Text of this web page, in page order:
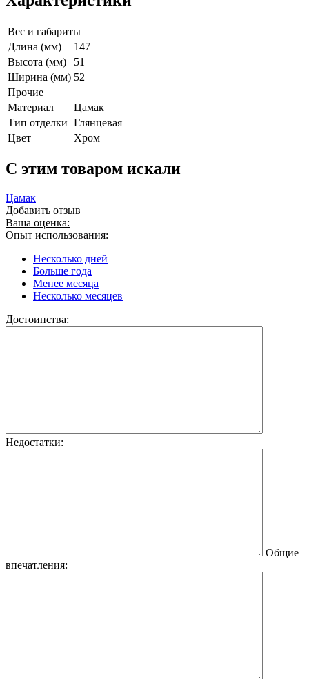
Вес и габариты
Длина (мм)
147
Высота (мм)
51
Ширина (мм) 52
Прочие
Материал
Цамак
Тип отделки Глянцевая
Цвет
Хром
C этим товаром искали
Цамак
Добавить отзыв
Ваша оценка:
Опыт использования:
Несколько дней
Больше года
Менее месяца
Несколько месяцев
Достоинства:
Недостатки:
Общие
впечатления: